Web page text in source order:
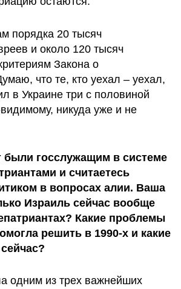
порядка 20 тысяч
и около 120 тысяч
Закона о
что те, кто уехал – уехал,
в Украине три с половиной
никуда уже и не
были госслужащим в системе
и считаетесь
в вопросах алии. Ваша
Израиль сейчас вообще
Какие проблемы
решить в 1990-х и какие
одним из трех важнейших